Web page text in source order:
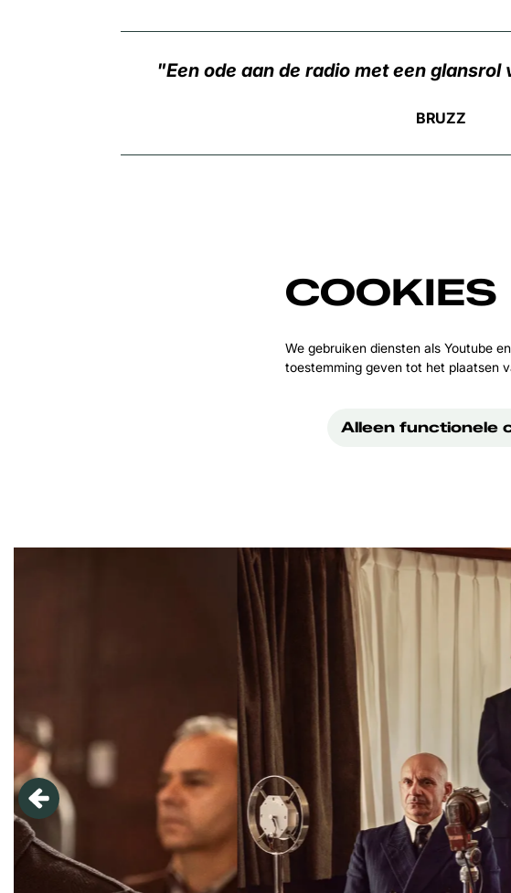
Een ode aan de radio met een glansrol
BRUZZ
COOKIES
We gebruiken diensten als Youtube
toestemming geven tot het plaatsen
Alleen functionele